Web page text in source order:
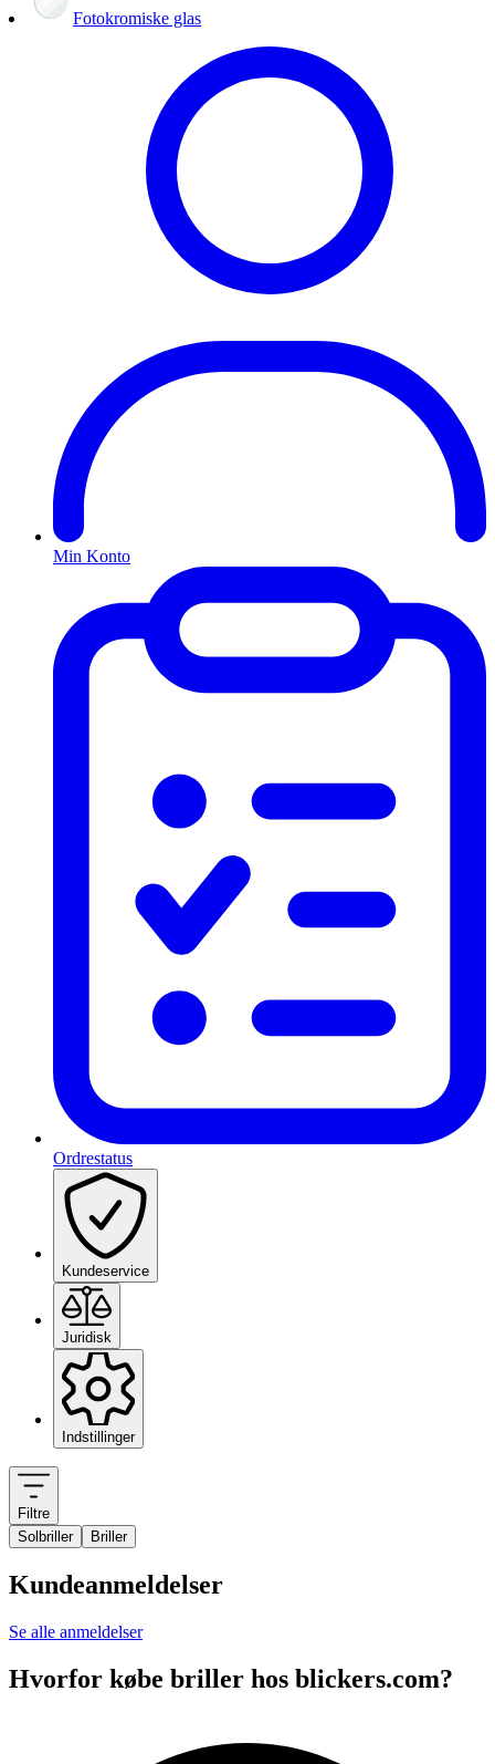
Fotokromiske glas
Min Konto
Ordrestatus
Kundeservice
Juridisk
Indstillinger
Filtre
Solbriller
Briller
Kundeanmeldelser
Se alle anmeldelser
Hvorfor købe briller hos blickers.com?